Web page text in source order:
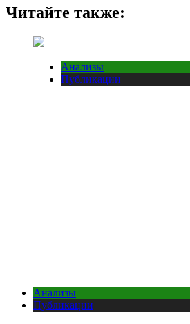
Читайте также:
Анализы
Публикации
Анализы
Публикации